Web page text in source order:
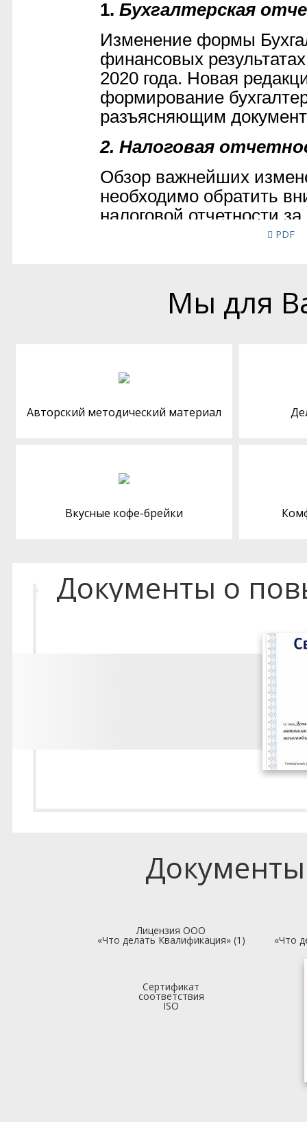
PDF
Мы для
Авторский методический материал
Вкусные кофе-брейки
Документы о
Лицензия ООО
«Что делать Квалификация» (1) «Что
Сертификат
соответствия
ISO